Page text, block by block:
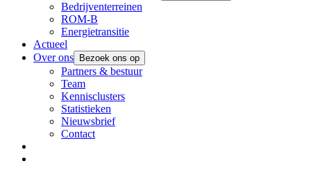
Bedrijventerreinen
ROM-B
Energietransitie
Actueel
Over ons
Bezoek ons op
Partners & bestuur
Team
Kennisclusters
Statistieken
Nieuwsbrief
Contact